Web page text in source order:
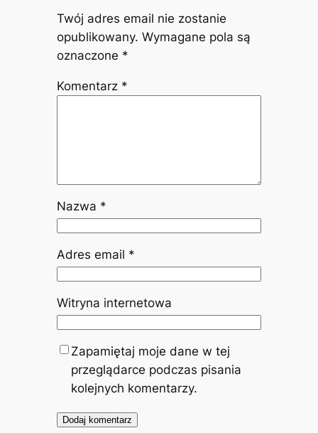
Twój adres email nie zostanie
opublikowany. Wymagane pola są
oznaczone *
Komentarz *
Nazwa *
Adres email *
Witryna internetowa
Zapamiętaj moje dane w tej
przeglądarce podczas pisania
kolejnych komentarzy.